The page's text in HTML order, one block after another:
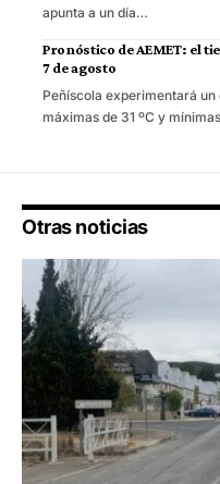
apunta a un día…
Pronóstico de AEMET: el
7 de agosto
Peñíscola experimentará
máximas de 31 ºC y
Otras noticias